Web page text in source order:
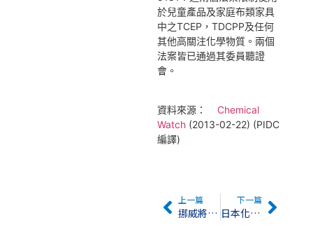
於兒童產品及家庭布類家具
中之TCEP，TDCPP及任何
其他高關注化學物質。兩個
法案皆已通過其委員聽證
會。
資料來源： Chemical
Watch (2013-02-22) (PIDC
編譯)
上一篇
挪威將禁用PFOA
下一篇
日本化審法新增兩種第一類化學物質